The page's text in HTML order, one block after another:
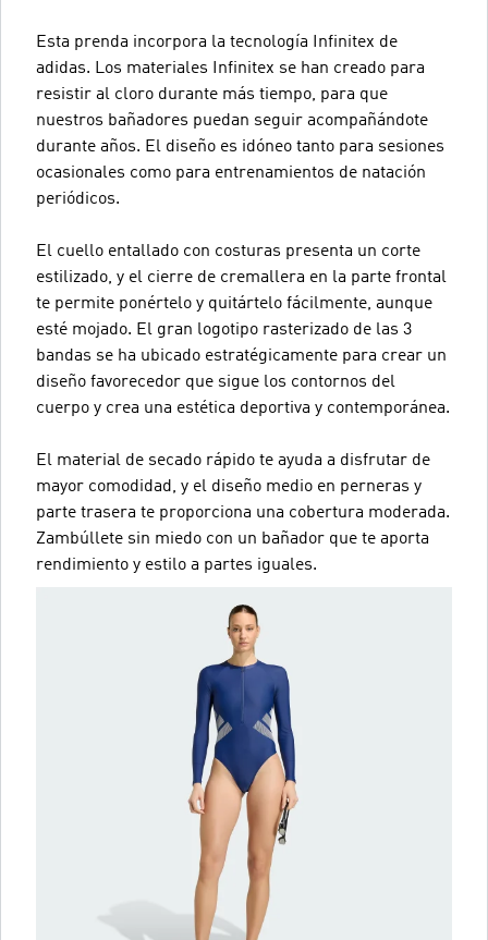
Esta prenda incorpora la tecnología Infinitex de
adidas. Los materiales Infinitex se han creado para
resistir al cloro durante más tiempo, para que
nuestros bañadores puedan seguir acompañándote
durante años. El diseño es idóneo tanto para sesiones
ocasionales como para entrenamientos de natación
periódicos.
El cuello entallado con costuras presenta un corte
estilizado, y el cierre de cremallera en la parte frontal
te permite ponértelo y quitártelo fácilmente, aunque
esté mojado. El gran logotipo rasterizado de las 3
bandas se ha ubicado estratégicamente para crear un
diseño favorecedor que sigue los contornos del
cuerpo y crea una estética deportiva y contemporánea.
El material de secado rápido te ayuda a disfrutar de
mayor comodidad, y el diseño medio en perneras y
parte trasera te proporciona una cobertura moderada.
Zambúllete sin miedo con un bañador que te aporta
rendimiento y estilo a partes iguales.